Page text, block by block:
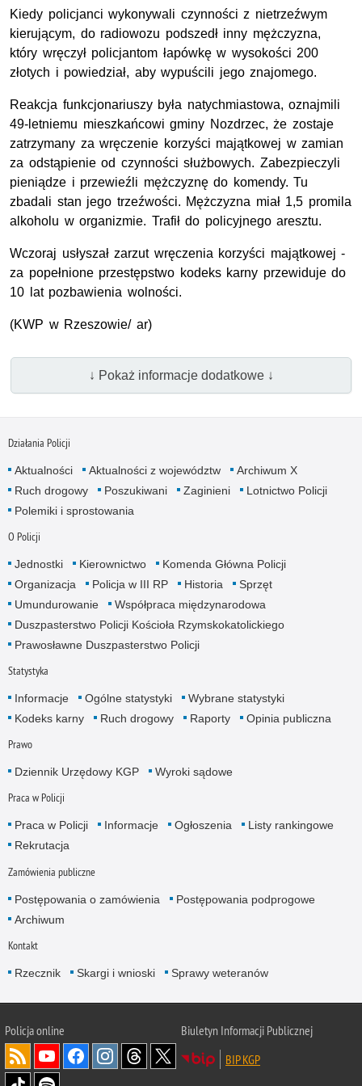
Kiedy policjanci wykonywali czynności z nietrzeźwym
kierującym, do radiowozu podszedł inny mężczyzna,
który wręczył policjantom łapówkę w wysokości 200
złotych i powiedział, aby wypuścili jego znajomego.
Reakcja funkcjonariuszy była natychmiastowa, oznajmili
49-letniemu mieszkańcowi gminy Nozdrzec, że zostaje
zatrzymany za wręczenie korzyści majątkowej w zamian
za odstąpienie od czynności służbowych. Zabezpieczyli
pieniądze i przewieźli mężczyznę do komendy. Tu
zbadali stan jego trzeźwości. Mężczyzna miał 1,5 promila
alkoholu w organizmie. Trafił do policyjnego aresztu.
Wczoraj usłyszał zarzut wręczenia korzyści majątkowej -
za popełnione przestępstwo kodeks karny przewiduje do
10 lat pozbawienia wolności.
(KWP w Rzeszowie/ ar)
↓ Pokaż informacje dodatkowe ↓
Działania Policji
Aktualności Aktualności z województw
Archiwum X
Ruch drogowy
Poszukiwani Zaginieni
Lotnictwo Policji
Polemiki i sprostowania
O Policji
Jednostki Kierownictwo
Komenda Główna Policji
Organizacja
Policja w III RP Historia
Sprzęt
Umundurowanie
Współpraca międzynarodowa
Duszpasterstwo Policji Kościoła Rzymskokatolickiego
Prawosławne Duszpasterstwo Policji
Statystyka
Informacje Ogólne statystyki
Wybrane statystyki
Kodeks karny
Ruch drogowy Raporty Opinia publiczna
Prawo
Dziennik Urzędowy KGP Wyroki sądowe
Praca w Policji
Praca w Policji Informacje Ogłoszenia
Listy rankingowe
Rekrutacja
Zamówienia publiczne
Postępowania o zamówienia
Postępowania podprogowe
Archiwum
Kontakt
Rzecznik Skargi i wnioski Sprawy weteranów
Policjaonline
Biuletyn Informacji Publicznej
BIP KGP